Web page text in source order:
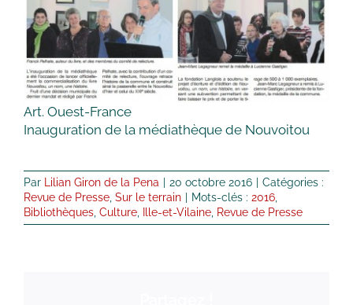
Art. Ouest-France
Inauguration de la médiathèque de Nouvoitou
Par Lilian Giron de la Pena 20 octobre 2016
Catégories :
Revue de Presse Sur le terrain Mots-clés : 2016
Bibliothèques Culture Ille-et-Vilaine Revue de Presse